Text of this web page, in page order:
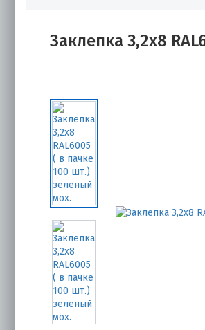
Заклепка 3,2х8